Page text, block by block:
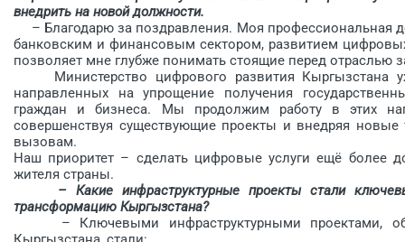
внедрить на новой должности.
– Благодарю за поздравления. Моя профессиональная
банковским и финансовым сектором, развитием
позволяет мне глубже понимать стоящие перед отраслью
Министерство цифрового развития Кыргызстана
направленных на упрощение получения
граждан и бизнеса. Мы продолжим работу в этих
совершенствуя существующие проекты и внедряя
вызовам.
Наш приоритет – сделать цифровые услуги ещё более
жителя страны.
– Какие инфраструктурные проекты стали
трансформацию Кыргызстана?
– Ключевыми инфраструктурными проектами,